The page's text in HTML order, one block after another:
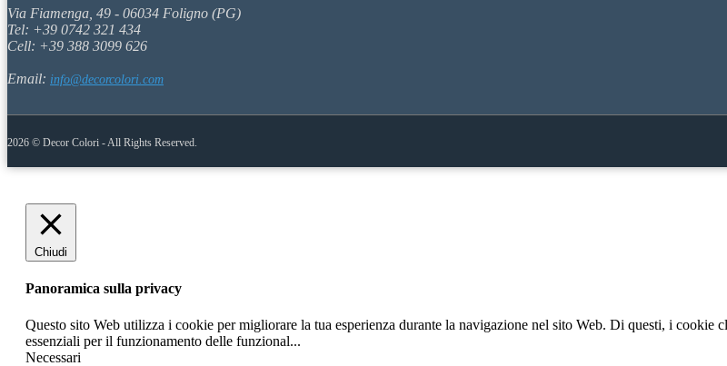
Via Fiamenga, 49 - 06034 Foligno (PG)
Tel: +39 0742 321 434
Cell: +39 388 3099 626
Email: info@decorcolori.com
2026 © Decor Colori - All Rights Reserved.
Chiudi
Panoramica sulla privacy
Questo sito Web utilizza i cookie per migliorare la tua esperienza durante la navigazione nel sito Web. Di questi, i cookie
essenziali per il funzionamento delle funzional...
Necessari